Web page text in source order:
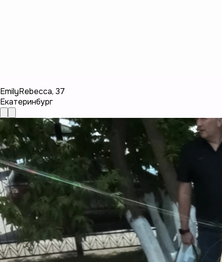
EmilyRebecca, 37
Екатеринбург